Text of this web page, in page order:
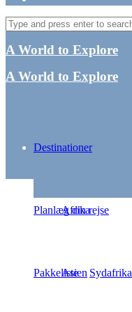
A World to Explore
A World to Explore
Destinationer
Afrika
Sydafrika
Asien
Planlæg din rejse
Pakkeliste